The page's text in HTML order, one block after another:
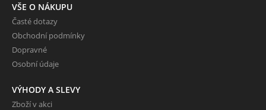
VŠE O NÁKUPU
Časté dotazy
Obchodní podmínky
Dopravné
Osobní údaje
VÝHODY A SLEVY
Zboží v akci